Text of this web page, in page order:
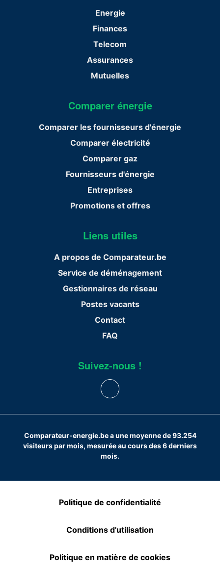
Energie
Finances
Telecom
Assurances
Mutuelles
Comparer énergie
Comparer les fournisseurs d'énergie
Comparer électricité
Comparer gaz
Fournisseurs d'énergie
Entreprises
Promotions et offres
Liens utiles
A propos de Comparateur.be
Service de déménagement
Gestionnaires de réseau
Postes vacants
Contact
FAQ
Suivez-nous !
Comparateur-energie.be a une moyenne de 93.254
visiteurs par mois, mesurée au cours des 6 derniers
mois.
Politique de confidentialité
Conditions d'utilisation
Politique en matière de cookies